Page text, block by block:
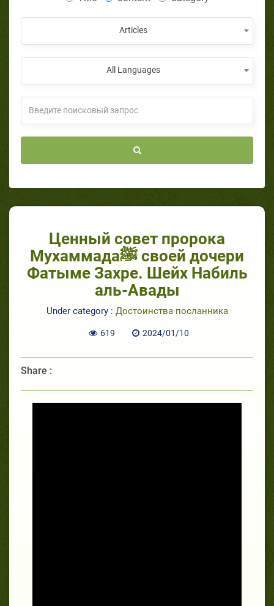
Articles
All Languages
Ценный совет пророка
Мухаммадаﷺ своей дочери
Фатыме Захре. Шейх Набиль
аль-Авады
Under category : Достоинства посланника
619 2024/01/10
Share :